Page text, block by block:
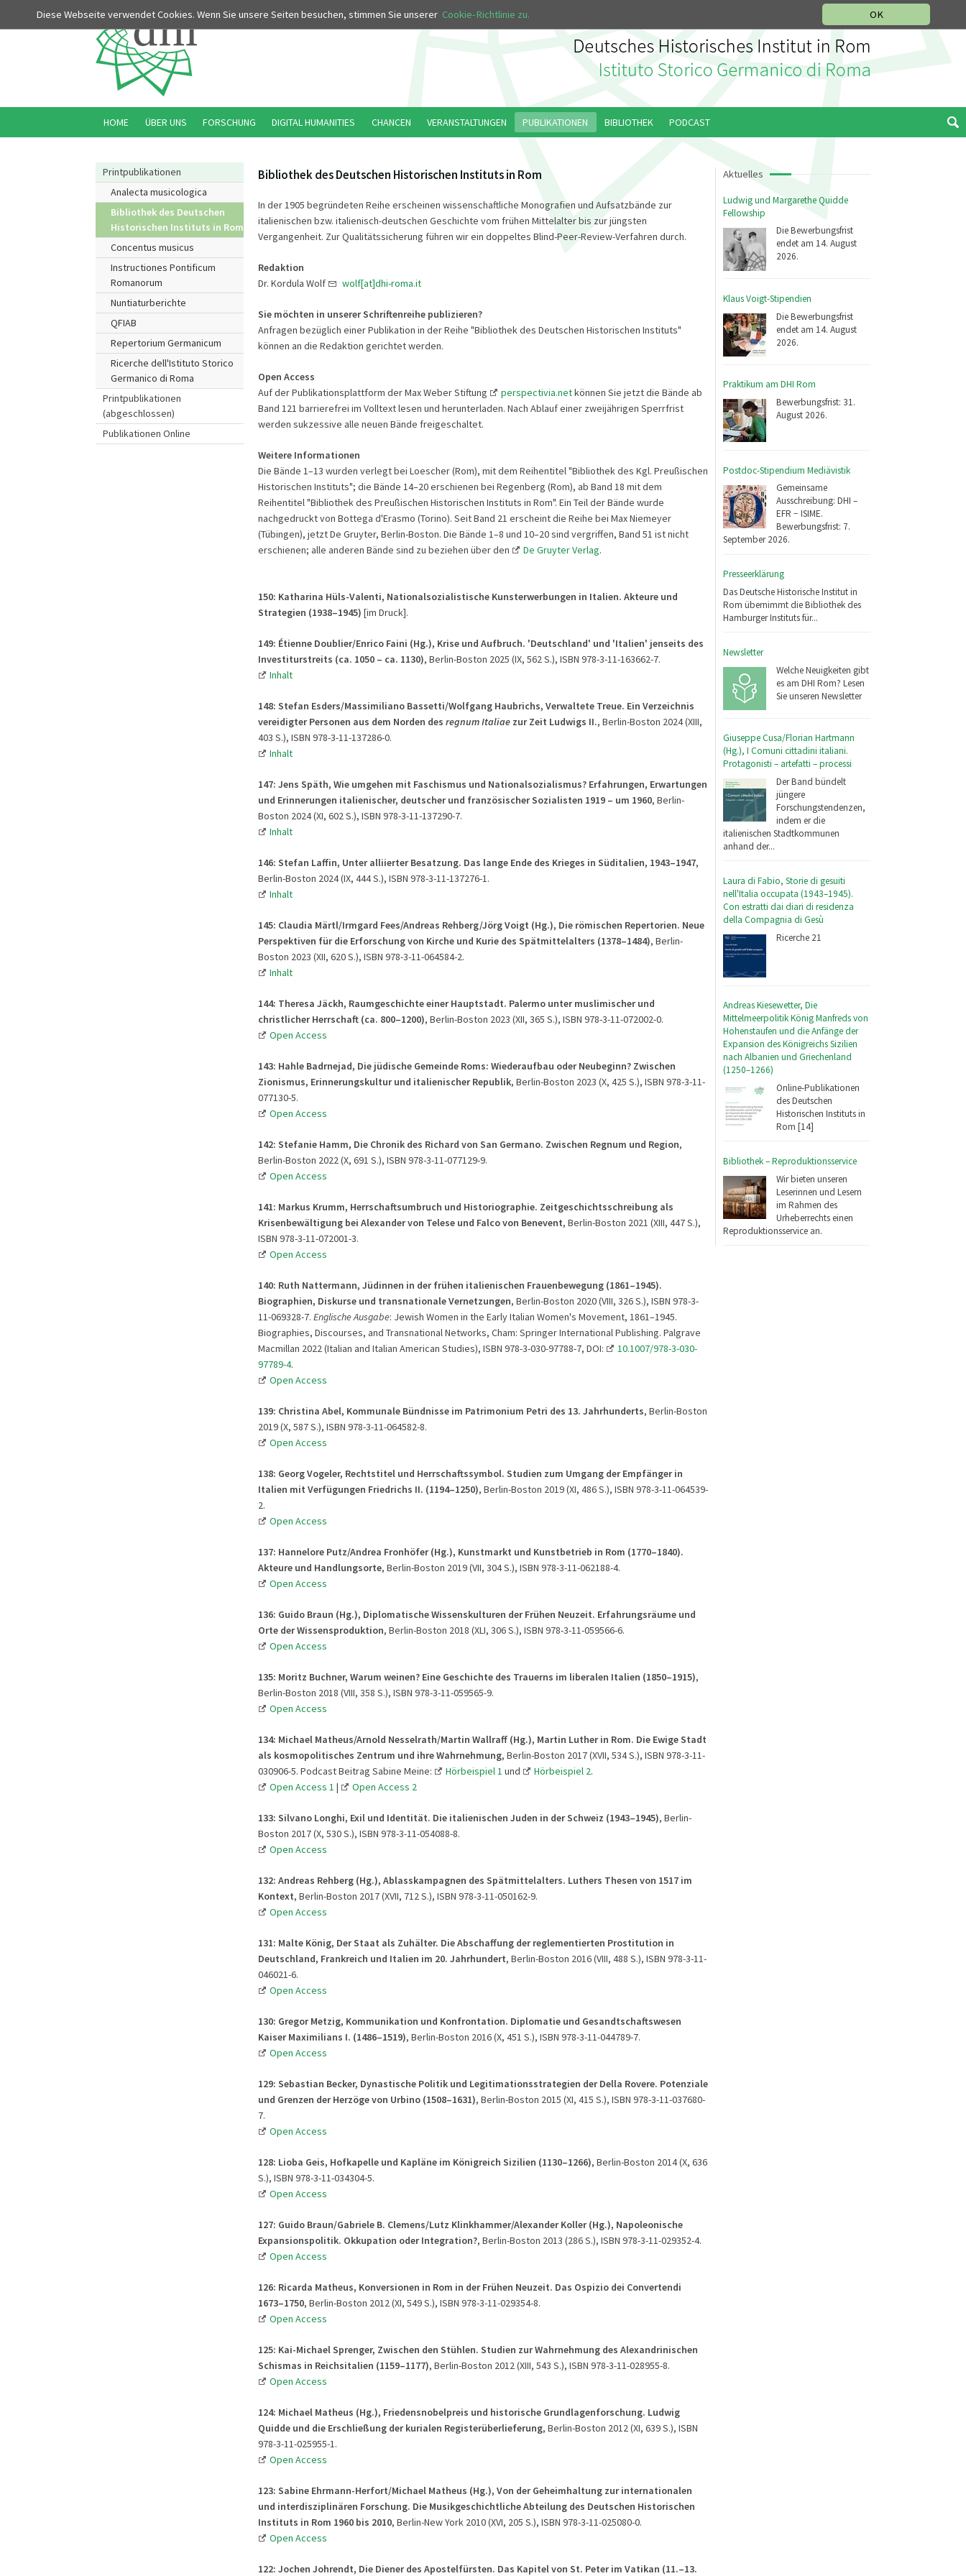
OK
Diese Webseite verwendet Cookies. Wenn Sie unsere Seiten besuchen, stimmen Sie unserer Cookie-Richtlinie zu.
Printpublikationen
Analecta musicologica
Bibliothek des Deutschen
Historischen Instituts in Rom
Concentus musicus
Instructiones Pontificum
Romanorum
Nuntiaturberichte
QFIAB
Repertorium Germanicum
Ricerche dell'Istituto Storico
Germanico di Roma
Printpublikationen
(abgeschlossen)
Publikationen Online
Aktuelles
Ludwig und Margarethe Quidde
Fellowship
Die Bewerbungsfrist
endet am 14. August
2026.
Klaus Voigt-Stipendien
Die Bewerbungsfrist
endet am 14. August
2026.
Praktikum am DHI Rom
Bewerbungsfrist: 31.
August 2026.
Postdoc-Stipendium Mediävistik
Gemeinsame
Ausschreibung: DHI –
EFR − ISIME.
Bewerbungsfrist: 7.
September 2026.
Presseerklärung
Das Deutsche Historische Institut in
Rom übernimmt die Bibliothek des
Hamburger Instituts für...
Newsletter
Welche Neuigkeiten gibt
es am DHI Rom? Lesen
Sie unseren Newsletter
Giuseppe Cusa/Florian Hartmann
(Hg.), I Comuni cittadini italiani.
Protagonisti – artefatti – processi
Der Band bündelt
jüngere
Forschungstendenzen,
indem er die
italienischen Stadtkommunen
anhand der...
Laura di Fabio, Storie di gesuiti
nell'Italia occupata (1943–1945).
Con estratti dai diari di residenza
della Compagnia di Gesù
Ricerche 21
Andreas Kiesewetter, Die
Mittelmeerpolitik König Manfreds von
Hohenstaufen und die Anfänge der
Expansion des Königreichs Sizilien
nach Albanien und Griechenland
(1250–1266)
Online-Publikationen
des Deutschen
Historischen Instituts in
Rom [14]
Bibliothek – Reproduktionsservice
Wir bieten unseren
Leserinnen und Lesern
im Rahmen des
Urheberrechts einen
Reproduktionsservice an.
Bibliothek des Deutschen Historischen Instituts in Rom
In der 1905 begründeten Reihe erscheinen wissenschaftliche Monografien und Aufsatzbände zur
italienischen bzw. italienisch-deutschen Geschichte vom frühen Mittelalter bis zur jüngsten
Vergangenheit. Zur Qualitätssicherung führen wir ein doppeltes Blind-Peer-Review-Verfahren durch.
Redaktion
Dr. Kordula Wolf
wolf[at]dhi-roma.it
Sie möchten in unserer Schriftenreihe publizieren?
Anfragen bezüglich einer Publikation in der Reihe "Bibliothek des Deutschen Historischen Instituts"
können an die Redaktion gerichtet werden.
Open Access
Auf der Publikationsplattform der Max Weber Stiftung
perspectivia.netkönnen Sie jetzt die Bände ab
Band 121 barrierefrei im Volltext lesen und herunterladen. Nach Ablauf einer zweijährigen Sperrfrist
werden sukzessive alle neuen Bände freigeschaltet.
Weitere Informationen
Die Bände 1–13 wurden verlegt bei Loescher (Rom), mit dem Reihentitel "Bibliothek des Kgl. Preußischen
Historischen Instituts"; die Bände 14–20 erschienen bei Regenberg (Rom), ab Band 18 mit dem
Reihentitel "Bibliothek des Preußischen Historischen Instituts in Rom". Ein Teil der Bände wurde
nachgedruckt von Bottega d'Erasmo (Torino). Seit Band 21 erscheint die Reihe bei Max Niemeyer
(Tübingen), jetzt De Gruyter, Berlin-Boston. Die Bände 1–8 und 10–20 sind vergriffen, Band 51 ist nicht
erschienen; alle anderen Bände sind zu beziehen über den
De Gruyter Verlag.
150: Katharina Hüls-Valenti, Nationalsozialistische Kunsterwerbungen in Italien. Akteure und
Strategien (1938–1945) [im Druck].
149: Étienne Doublier/Enrico Faini (Hg.), Krise und Aufbruch. 'Deutschland' und 'Italien' jenseits des
Investiturstreits (ca. 1050 – ca. 1130), Berlin-Boston 2025 (IX, 562 S.), ISBN 978-3-11-163662-7.
Inhalt
148: Stefan Esders/Massimiliano Bassetti/Wolfgang Haubrichs, Verwaltete Treue. Ein Verzeichnis
vereidigter Personen aus dem Norden des regnum Italiaezur Zeit Ludwigs II., Berlin-Boston 2024 (XIII,
403 S.), ISBN 978-3-11-137286-0.
Inhalt
147: Jens Späth, Wie umgehen mit Faschismus und Nationalsozialismus? Erfahrungen, Erwartungen
und Erinnerungen italienischer, deutscher und französischer Sozialisten 1919 – um 1960, Berlin-
Boston 2024 (XI, 602 S.), ISBN 978-3-11-137290-7.
Inhalt
146: Stefan Laffin, Unter alliierter Besatzung. Das lange Ende des Krieges in Süditalien, 1943–1947,
Berlin-Boston 2024 (IX, 444 S.), ISBN 978-3-11-137276-1.
Inhalt
145: Claudia Märtl/Irmgard Fees/Andreas Rehberg/Jörg Voigt (Hg.), Die römischen Repertorien. Neue
Perspektiven für die Erforschung von Kirche und Kurie des Spätmittelalters (1378–1484), Berlin-
Boston 2023 (XII, 620 S.), ISBN 978-3-11-064584-2.
Inhalt
144: Theresa Jäckh, Raumgeschichte einer Hauptstadt. Palermo unter muslimischer und
christlicher Herrschaft (ca. 800–1200), Berlin-Boston 2023 (XII, 365 S.), ISBN 978-3-11-072002-0.
Open Access
143: Hahle Badrnejad, Die jüdische Gemeinde Roms: Wiederaufbau oder Neubeginn? Zwischen
Zionismus, Erinnerungskultur und italienischer Republik, Berlin-Boston 2023 (X, 425 S.), ISBN 978-3-11-
077130-5.
Open Access
142: Stefanie Hamm, Die Chronik des Richard von San Germano. Zwischen Regnum und Region,
Berlin-Boston 2022 (X, 691 S.), ISBN 978-3-11-077129-9.
Open Access
141: Markus Krumm, Herrschaftsumbruch und Historiographie. Zeitgeschichtsschreibung als
Krisenbewältigung bei Alexander von Telese und Falco von Benevent, Berlin-Boston 2021 (XIII, 447 S.),
ISBN 978-3-11-072001-3.
Open Access
140: Ruth Nattermann, Jüdinnen in der frühen italienischen Frauenbewegung (1861–1945).
Biographien, Diskurse und transnationale Vernetzungen, Berlin-Boston 2020 (VIII, 326 S.), ISBN 978-3-
11-069328-7. Englische Ausgabe: Jewish Women in the Early Italian Women's Movement, 1861–1945.
Biographies, Discourses, and Transnational Networks, Cham: Springer International Publishing. Palgrave
Macmillan 2022 (Italian and Italian American Studies), ISBN 978-3-030-97788-7, DOI:
10.1007/978-3-030-
97789-4.
Open Access
139: Christina Abel, Kommunale Bündnisse im Patrimonium Petri des 13. Jahrhunderts, Berlin-Boston
2019 (X, 587 S.), ISBN 978-3-11-064582-8.
Open Access
138: Georg Vogeler, Rechtstitel und Herrschaftssymbol. Studien zum Umgang der Empfängerin
Italien mit Verfügungen Friedrichs II. (1194–1250), Berlin-Boston 2019 (XI, 486 S.), ISBN 978-3-11-064539-
2.
Open Access
137: Hannelore Putz/Andrea Fronhöfer (Hg.), Kunstmarkt und Kunstbetrieb in Rom (1770–1840).
Akteure und Handlungsorte, Berlin-Boston 2019 (VII, 304 S.), ISBN 978-3-11-062188-4.
Open Access
136: Guido Braun (Hg.), Diplomatische Wissenskulturen der Frühen Neuzeit. Erfahrungsräume und
Orte der Wissensproduktion, Berlin-Boston 2018 (XLI, 306 S.), ISBN 978-3-11-059566-6.
Open Access
135: Moritz Buchner, Warum weinen? Eine Geschichte des Trauerns im liberalen Italien (1850–1915),
Berlin-Boston 2018 (VIII, 358 S.), ISBN 978-3-11-059565-9.
Open Access
134: Michael Matheus/Arnold Nesselrath/Martin Wallraff (Hg.), Martin Luther in Rom. Die Ewige Stadt
als kosmopolitisches Zentrum und ihre Wahrnehmung, Berlin-Boston 2017 (XVII, 534 S.), ISBN 978-3-11-
030906-5. Podcast Beitrag Sabine Meine:
Hörbeispiel 1 und Hörbeispiel 2.
Open Access 1 | Open Access 2
133: Silvano Longhi, Exil und Identität. Die italienischen Juden in der Schweiz (1943–1945), Berlin-
Boston 2017 (X, 530 S.), ISBN 978-3-11-054088-8.
Open Access
132: Andreas Rehberg (Hg.), Ablasskampagnen des Spätmittelalters. Luthers Thesen von 1517 im
Kontext, Berlin-Boston 2017 (XVII, 712 S.), ISBN 978-3-11-050162-9.
Open Access
131: Malte König, Der Staat als Zuhälter. Die Abschaffung der reglementierten Prostitution in
Deutschland, Frankreich und Italien im 20. Jahrhundert, Berlin-Boston 2016 (VIII, 488 S.), ISBN 978-3-11-
046021-6.
Open Access
130: Gregor Metzig, Kommunikation und Konfrontation. Diplomatie und Gesandtschaftswesen
Kaiser Maximilians I. (1486–1519), Berlin-Boston 2016 (X, 451 S.), ISBN 978-3-11-044789-7.
Open Access
129: Sebastian Becker, Dynastische Politik und Legitimationsstrategien der Della Rovere. Potenziale
und Grenzen der Herzöge von Urbino (1508–1631), Berlin-Boston 2015 (XI, 415 S.), ISBN 978-3-11-037680-
7.
Open Access
128: Lioba Geis, Hofkapelle und Kapläne im Königreich Sizilien (1130–1266), Berlin-Boston 2014 (X, 636
S.), ISBN 978-3-11-034304-5.
Open Access
127: Guido Braun/Gabriele B. Clemens/Lutz Klinkhammer/Alexander Koller (Hg.), Napoleonische
Expansionspolitik. Okkupation oder Integration?, Berlin-Boston 2013 (286 S.), ISBN 978-3-11-029352-4.
Open Access
126: Ricarda Matheus, Konversionen in Rom in der Frühen Neuzeit. Das Ospizio dei Convertendi
1673–1750, Berlin-Boston 2012 (XI, 549 S.), ISBN 978-3-11-029354-8.
Open Access
125: Kai-Michael Sprenger, Zwischen den Stühlen. Studien zur Wahrnehmung des Alexandrinischen
Schismas in Reichsitalien (1159–1177), Berlin-Boston 2012 (XIII, 543 S.), ISBN 978-3-11-028955-8.
Open Access
124: Michael Matheus (Hg.), Friedensnobelpreis und historische Grundlagenforschung. Ludwig
Quidde und die Erschließung der kurialen Registerüberlieferung, Berlin-Boston 2012 (XI, 639 S.), ISBN
978-3-11-025955-1.
Open Access
123: Sabine Ehrmann-Herfort/Michael Matheus (Hg.), Von der Geheimhaltung zur internationalen
und interdisziplinären Forschung. Die Musikgeschichtliche Abteilung des Deutschen Historischen
Instituts in Rom 1960 bis 2010, Berlin-New York 2010 (XVI, 205 S.), ISBN 978-3-11-025080-0.
Open Access
122: Jochen Johrendt, Die Diener des Apostelfürsten. Das Kapitel von St. Peter im Vatikan (11.–13.
HOME ÜBER UNS FORSCHUNG DIGITAL HUMANITIES CHANCEN VERANSTALTUNGEN PUBLIKATIONEN BIBLIOTHEK PODCAST